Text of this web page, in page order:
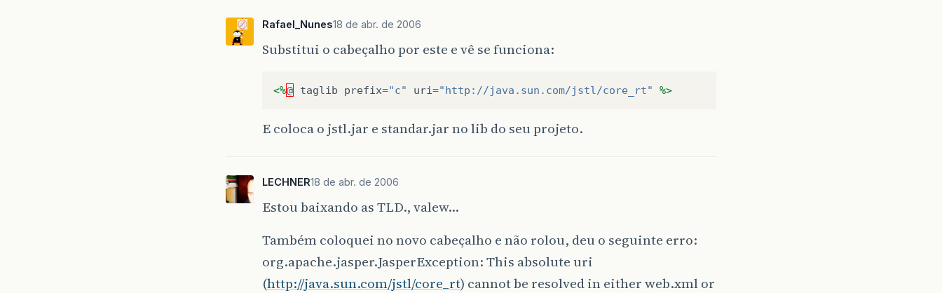
Rafael_Nunes18 de abr. de 2006
Substitui o cabeçalho por este e vê se funciona:
<%@ taglib prefix="c" uri="http://java.sun.com/jstl/core_rt" %>
E coloca o jstl.jar e standar.jar no lib do seu projeto.
LECHNER18 de abr. de 2006
Estou baixando as TLD., valew…
Também coloquei no novo cabeçalho e não rolou, deu o seguinte erro:
org.apache.jasper.JasperException: This absolute uri
(http://java.sun.com/jstl/core_rt) cannot be resolved in either web.xml or